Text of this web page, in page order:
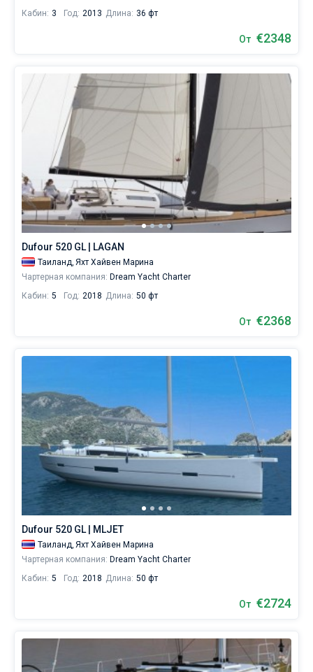
Кабин: 3 Год: 2013 Длина: 36 фт
От €2348
Dufour 520 GL | LAGAN
Таиланд, Яхт Хайвен Марина
Чартерная компания: Dream Yacht Charter
Кабин: 5 Год: 2018 Длина: 50 фт
От €2368
Dufour 520 GL | MLJET
Таиланд, Яхт Хайвен Марина
Чартерная компания: Dream Yacht Charter
Кабин: 5 Год: 2018 Длина: 50 фт
От €2724